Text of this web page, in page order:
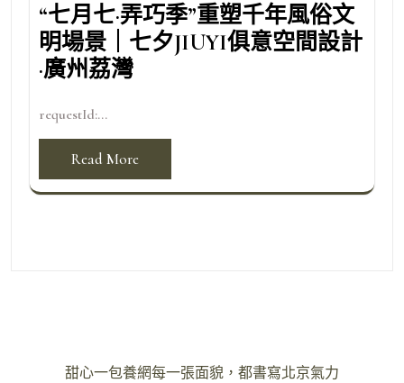
“七月七·弄巧季”重塑千年風俗文
明場景｜七夕JIUYI俱意空間設計
·廣州荔灣
requestId:...
Read More
甜心一包養網每一張面貌，都書寫北京氣力